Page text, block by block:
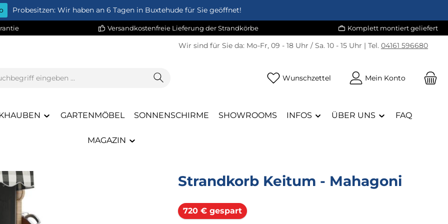
Probesitzen: Wir haben an 6 Tagen in Buxtehude für Sie geöffnet!
Versandkostenfreie Lieferung der Strandkörbe Komplett montiert geliefert
Wir sind für Sie da: Mo-Fr, 09 - 18 Uhr / Sa. 10 - 15 Uhr | Tel. 04161 596680
Wunschzettel Du hast 0 Produkte auf dem
Mein Konto
GARTENMÖBEL SONNENSCHIRME SHOWROOMS INFOS ÜBER UNS FAQ
MAGAZIN
Strandkorb Keitum - Mahagoni
720 € gespartRabatt